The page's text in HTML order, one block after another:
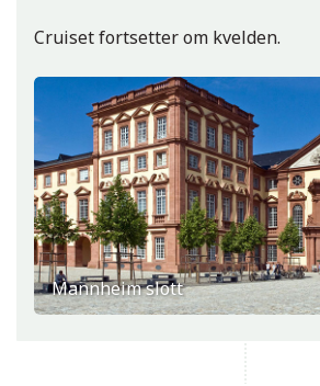
Cruiset fortsetter om kvelden.
Mannheim slott